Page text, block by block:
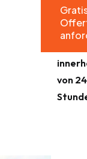
Umzug in
Meilen
– Antwort
in 24h!
von 24